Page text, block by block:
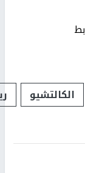
الكالتشيو